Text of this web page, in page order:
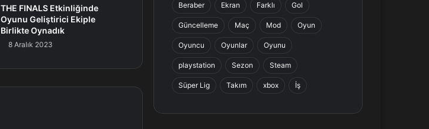
THE FINALS Etkinliğinde
Oyunu Geliştirici Ekiple
Birlikte Oynadık
8 Aralık 2023
k
n
a
m
Beraber Ekran Farklı Gol
Güncelleme Maç Mod Oyun
Oyuncu Oyunlar Oyunu
playstation Sezon Steam
Süper Lig Takım xbox İş